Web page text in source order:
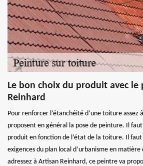
Le bon choix du produit avec le
Reinhard
Pour renforcer l’étanchéité d’une toiture assez
proposent en général la pose de peinture. Il
produit en fonction de l’état de la toiture. Il faut
exigences du plan local d’urbanisme en matière
adressez à Artisan Reinhard, ce peintre va